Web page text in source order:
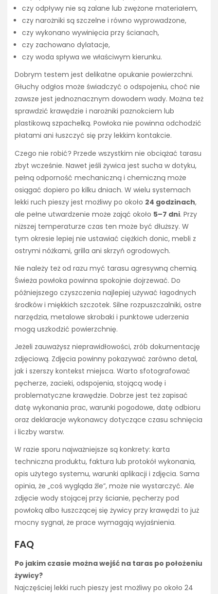
czy odpływy nie są zalane lub zwężone materiałem,
czy narożniki są szczelne i równo wyprowadzone,
czy wykonano wywinięcia przy ścianach,
czy zachowano dylatacje,
czy woda spływa we właściwym kierunku.
Dobrym testem jest delikatne opukanie powierzchni.
Głuchy odgłos może świadczyć o odspojeniu, choć nie
zawsze jest jednoznacznym dowodem wady. Można też
sprawdzić krawędzie i narożniki paznokciem lub
plastikową szpachelką. Powłoka nie powinna odchodzić
płatami ani łuszczyć się przy lekkim kontakcie.
Czego nie robić? Przede wszystkim nie obciążać tarasu
zbyt wcześnie. Nawet jeśli żywica jest sucha w dotyku,
pełną odporność mechaniczną i chemiczną może
osiągać dopiero po kilku dniach. W wielu systemach
lekki ruch pieszy jest możliwy po około 24 godzinach,
ale pełne utwardzenie może zająć około 5–7 dni. Przy
niższej temperaturze czas ten może być dłuższy. W
tym okresie lepiej nie ustawiać ciężkich donic, mebli z
ostrymi nóżkami, grilla ani skrzyń ogrodowych.
Nie należy też od razu myć tarasu agresywną chemią.
Świeża powłoka powinna spokojnie dojrzewać. Do
późniejszego czyszczenia najlepiej używać łagodnych
środków i miękkich szczotek. Silne rozpuszczalniki, ostre
narzędzia, metalowe skrobaki i punktowe uderzenia
mogą uszkodzić powierzchnię.
Jeżeli zauważysz nieprawidłowości, zrób dokumentację
zdjęciową. Zdjęcia powinny pokazywać zarówno detal,
jak i szerszy kontekst miejsca. Warto sfotografować
pęcherze, zacieki, odspojenia, stojącą wodę i
problematyczne krawędzie. Dobrze jest też zapisać
datę wykonania prac, warunki pogodowe, datę odbioru
oraz deklaracje wykonawcy dotyczące czasu schnięcia
i liczby warstw.
W razie sporu najważniejsze są konkrety: karta
techniczna produktu, faktura lub protokół wykonania,
opis użytego systemu, warunki aplikacji i zdjęcia. Sama
opinia, że „coś wygląda źle”, może nie wystarczyć. Ale
zdjęcie wody stojącej przy ścianie, pęcherzy pod
powłoką albo łuszczącej się żywicy przy krawędzi to już
mocny sygnał, że prace wymagają wyjaśnienia.
FAQ
Po jakim czasie można wejść na taras po położeniu
żywicy?
Najczęściej lekki ruch pieszy jest możliwy po około 24